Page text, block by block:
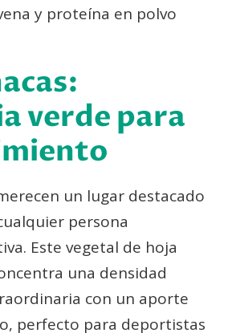
y proteína en polvo
verde para
un lugar destacado
persona
Este vegetal de hoja
una densidad
con un aporte
perfecto para deportistas